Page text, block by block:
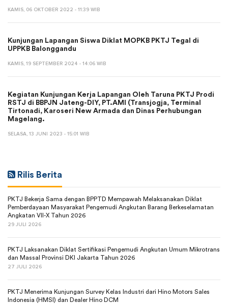
KAMIS, 06 OKTOBER 2022 - 11:39 WIB
Kunjungan Lapangan Siswa Diklat MOPKB PKTJ Tegal di
UPPKB Balonggandu
KAMIS, 19 SEPTEMBER 2024 - 14:06 WIB
Kegiatan Kunjungan Kerja Lapangan Oleh Taruna PKTJ Prodi
RSTJ di BBPJN Jateng-DIY, PT.AMI (Transjogja, Terminal
Tirtonadi, Karoseri New Armada dan Dinas Perhubungan
Magelang.
SELASA, 13 JUNI 2023 - 15:01 WIB
Rilis Berita
PKTJ Bekerja Sama dengan BPPTD Mempawah Melaksanakan Diklat
Pemberdayaan Masyarakat Pengemudi Angkutan Barang Berkeselamatan
Angkatan VII-X Tahun 2026
29 JULI 2026
PKTJ Laksanakan Diklat Sertifikasi Pengemudi Angkutan Umum Mikrotrans
dan Massal Provinsi DKI Jakarta Tahun 2026
27 JULI 2026
PKTJ Menerima Kunjungan Survey Kelas Industri dari Hino Motors Sales
Indonesia (HMSI) dan Dealer Hino DCM